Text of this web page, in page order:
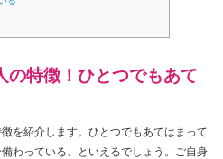
の特徴！ひとつでもあて
を紹介します。ひとつでもあてはまって
わっている、といえるでしょう。ご自身